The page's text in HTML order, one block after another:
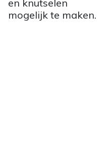
en knutselen
mogelijk te maken.